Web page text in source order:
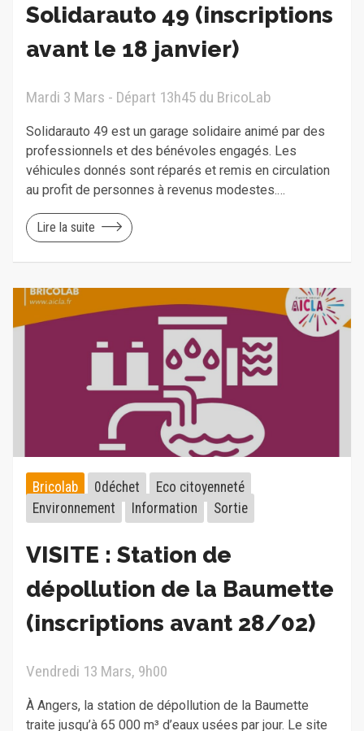
Solidarauto 49 (inscriptions
avant le 18 janvier)
Mardi 3 Mars - Départ 13h45 du BricoLab
Solidarauto 49 est un garage solidaire animé par des
professionnels et des bénévoles engagés. Les
véhicules donnés sont réparés et remis en circulation
au profit de personnes à revenus modestes.…
Lire la suite
Bricolab 0déchet
Eco citoyenneté
Environnement
Information Sortie
VISITE : Station de
dépollution de la Baumette
(inscriptions avant 28/02)
Vendredi 13 Mars, 9h00
À Angers, la station de dépollution de la Baumette
traite jusqu’à 65 000 m³ d’eaux usées par jour. Le site